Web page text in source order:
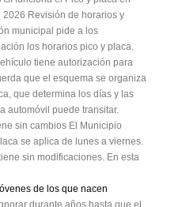
Revisión de horarios y
municipal pide a los
los horarios pico y placa.
tiene autorización para
que el esquema se organiza
que determina los días y las
automóvil puede transitar.
sin cambios El Municipio
se aplica de lunes a viernes.
sin modificaciones. En esta
de los que nacen
durante años hasta que el